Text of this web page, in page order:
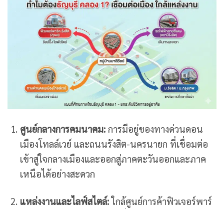
ศูนย์กลางการคมนาคม:การมีอยู่ของทางด่วนดอน
เมืองโทลล์เวย์ และถนนรังสิต-นครนายก ที่เชื่อมต่อ
เข้าสู่ใจกลางเมืองและออกสู่ภาคตะวันออกและภาค
เหนือได้อย่างสะดวก
แหล่งงานและไลฟ์สไตล์:ใกล้ศูนย์การค้าฟิวเจอร์พาร์